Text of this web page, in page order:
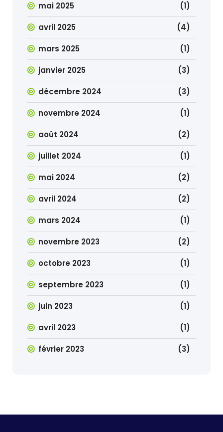
mai 2025 (1)
avril 2025 (4)
mars 2025 (1)
janvier 2025 (3)
décembre 2024 (3)
novembre 2024 (1)
août 2024 (2)
juillet 2024 (1)
mai 2024 (2)
avril 2024 (2)
mars 2024 (1)
novembre 2023 (2)
octobre 2023 (1)
septembre 2023 (1)
juin 2023 (1)
avril 2023 (1)
février 2023 (3)